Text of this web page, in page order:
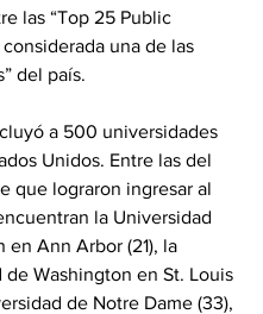
las “Top 25 Public
una de las
del país.
a 500 universidades
Unidos. Entre las del
que lograron ingresar al
la Universidad
en Ann Arbor (21), la
de Washington en St. Louis
de Notre Dame (33),